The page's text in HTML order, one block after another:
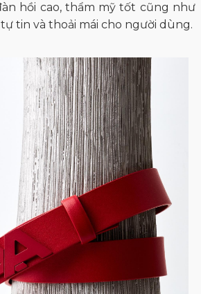
hồi cao, thẩm mỹ tốt cũng như
tin và thoải mái cho người dùng.